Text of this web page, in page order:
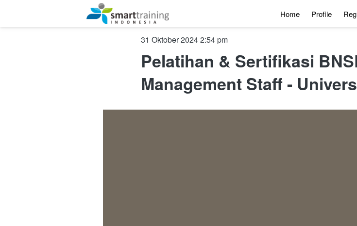
Home Profile
October 31, 2024, 7:54 am
Pelatihan & Sertifikasi
Management Staff -